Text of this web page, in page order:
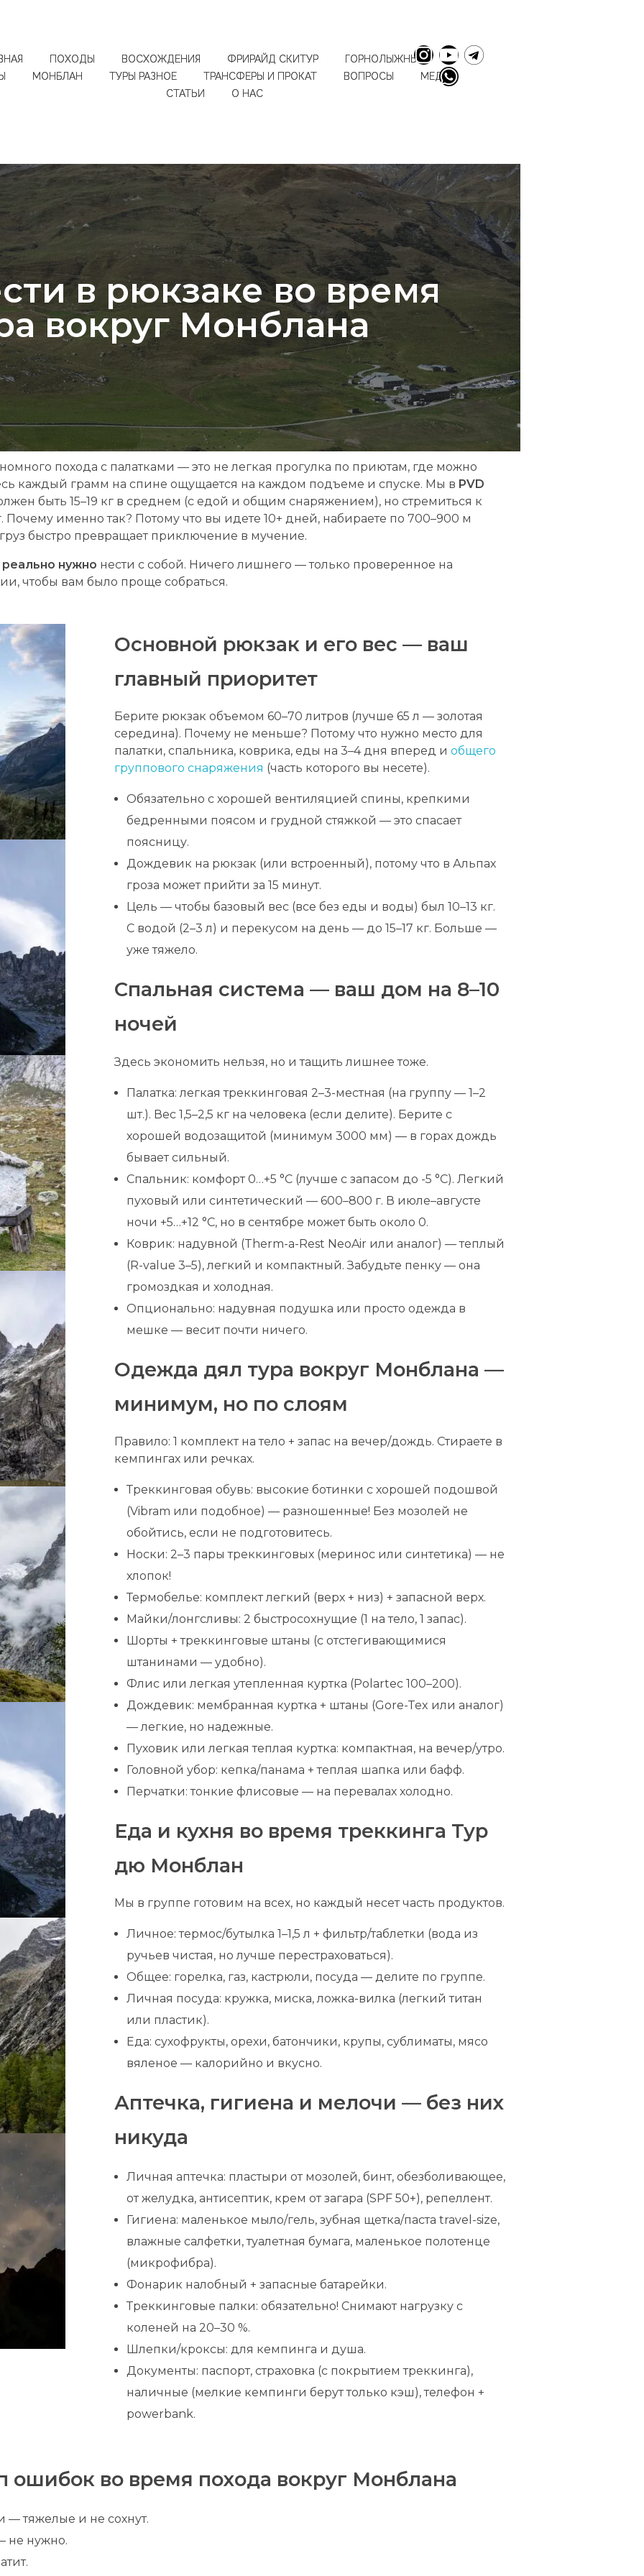
ПОХОДЫ ВОСХОЖДЕНИЯ ФРИРАЙД СКИТУР
ГОРНОЛЫЖНЫЕ
МОНБЛАН ТУРЫ РАЗНОЕ ТРАНСФЕРЫ И ПРОКАТ ВОПРОСЫ
МЕДИА
СТАТЬИ
О НАС
в рюкзаке во время
вокруг Монблана
похода с палатками — это не легкая прогулка по приютам, где можно
каждый грамм на спине ощущается на каждом подъеме и спуске. Мы в PVD
быть 15–19 кг в среднем (с едой и общим снаряжением), но стремиться к
именно так? Потому что вы идете 10+ дней, набираете по 700–900 м
быстро превращает приключение в мучение.
реально нужно нести с собой. Ничего лишнего — только проверенное на
чтобы вам было проще собраться.
Основной рюкзак и его вес — ваш
главный приоритет
Берите рюкзак объемом 60–70 литров (лучше 65 л — золотая
середина). Почему не меньше? Потому что нужно место для
палатки, спальника, коврика, еды на 3–4 дня вперед и общего
группового снаряжения (часть которого вы несете).
Обязательно с хорошей вентиляцией спины, крепкими
бедренными поясом и грудной стяжкой — это спасает
поясницу.
Дождевик на рюкзак (или встроенный), потому что в Альпах
гроза может прийти за 15 минут.
Цель — чтобы базовый вес (все без еды и воды) был 10–13 кг.
С водой (2–3 л) и перекусом на день — до 15–17 кг. Больше —
уже тяжело.
Спальная система — ваш дом на 8–10
ночей
Здесь экономить нельзя, но и тащить лишнее тоже.
Палатка: легкая треккинговая 2–3-местная (на группу — 1–2
шт.). Вес 1,5–2,5 кг на человека (если делите). Берите с
хорошей водозащитой (минимум 3000 мм) — в горах дождь
бывает сильный.
Спальник: комфорт 0…+5 °C (лучше с запасом до -5 °C). Легкий
пуховый или синтетический — 600–800 г. В июле–августе
ночи +5…+12 °C, но в сентябре может быть около 0.
Коврик: надувной (Therm-a-Rest NeoAir или аналог) — теплый
(R-value 3–5), легкий и компактный. Забудьте пенку — она
громоздкая и холодная.
Опционально: надувная подушка или просто одежда в
мешке — весит почти ничего.
Одежда дял тура вокруг Монблана —
минимум, но по слоям
Правило: 1 комплект на тело + запас на вечер/дождь. Стираете в
кемпингах или речках.
Треккинговая обувь: высокие ботинки с хорошей подошвой
(Vibram или подобное) — разношенные! Без мозолей не
обойтись, если не подготовитесь.
Носки: 2–3 пары треккинговых (меринос или синтетика) — не
хлопок!
Термобелье: комплект легкий (верх + низ) + запасной верх.
Майки/лонгсливы: 2 быстросохнущие (1 на тело, 1 запас).
Шорты + треккинговые штаны (с отстегивающимися
штанинами — удобно).
Флис или легкая утепленная куртка (Polartec 100–200).
Дождевик: мембранная куртка + штаны (Gore-Tex или аналог)
— легкие, но надежные.
Пуховик или легкая теплая куртка: компактная, на вечер/утро.
Головной убор: кепка/панама + теплая шапка или бафф.
Перчатки: тонкие флисовые — на перевалах холодно.
Еда и кухня во время треккинга Тур
дю Монблан
Мы в группе готовим на всех, но каждый несет часть продуктов.
Личное: термос/бутылка 1–1,5 л + фильтр/таблетки (вода из
ручьев чистая, но лучше перестраховаться).
Общее: горелка, газ, кастрюли, посуда — делите по группе.
Личная посуда: кружка, миска, ложка-вилка (легкий титан
или пластик).
Еда: сухофрукты, орехи, батончики, крупы, сублиматы, мясо
вяленое — калорийно и вкусно.
Аптечка, гигиена и мелочи — без них
никуда
Личная аптечка: пластыри от мозолей, бинт, обезболивающее,
от желудка, антисептик, крем от загара (SPF 50+), репеллент.
Гигиена: маленькое мыло/гель, зубная щетка/паста travel-size,
влажные салфетки, туалетная бумага, маленькое полотенце
(микрофибра).
Фонарик налобный + запасные батарейки.
Треккинговые палки: обязательно! Снимают нагрузку с
коленей на 20–30 %.
Шлепки/кроксы: для кемпинга и душа.
Документы: паспорт, страховка (с покрытием треккинга),
наличные (мелкие кемпинги берут только кэш), телефон +
powerbank.
ошибок во время похода вокруг Монблана
тяжелые и не сохнут.
не нужно.